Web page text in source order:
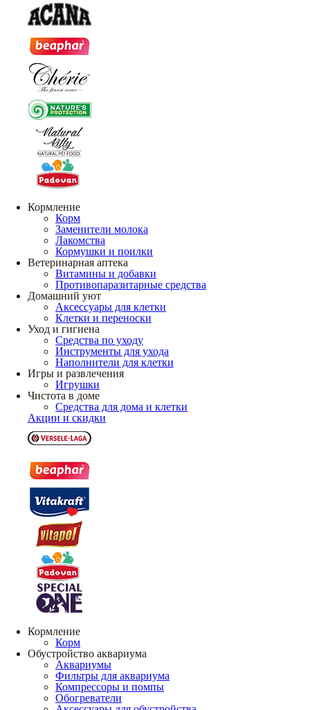
Кормление
Корм
Заменители молока
Лакомства
Кормушки и поилки
Ветеринарная аптека
Витамины и добавки
Противопаразитарные средства
Домашний уют
Аксессуары для клетки
Клетки и переноски
Уход и гигиена
Средства по уходу
Инструменты для ухода
Наполнители для клетки
Игры и развлечения
Игрушки
Чистота в доме
Средства для дома и клетки
Акции и скидки
Кормление
Корм
Обустройство аквариума
Аквариумы
Фильтры для аквариума
Компрессоры и помпы
Обогреватели